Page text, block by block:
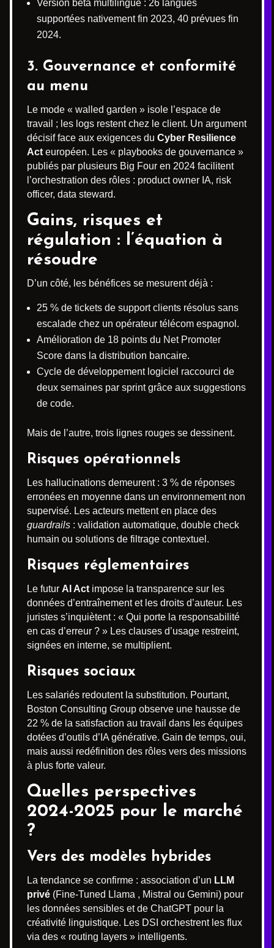
Version bêta multilingue : 26 langues
supportées nativement fin 2023, 40 prévues fin
2024.
3. Gouvernance et conformité
au menu
Le mode « walled garden » isole l’espace de
travail ; les logs restent chez le client. Un argument
décisif face aux exigences du Cyber Resilience
Act européen. Les « playbooks de gouvernance »
publiés par plusieurs Big Four en 2024 facilitent
l’orchestration des rôles : product owner IA, risk
officer, data steward.
Gains, risques et
régulation : l’équation à
résoudre
D’un côté, les bénéfices se mesurent déjà :
25 % de tickets de support clients résolus sans
escalade chez un opérateur télécom espagnol.
Amélioration de 18 points du Net Promoter
Score dans la distribution bancaire.
Cycle de développement logiciel raccourci de
deux semaines par sprint grâce aux suggestions
de code.
Mais de l’autre, trois lignes rouges se dessinent.
Risques opérationnels
Les hallucinations demeurent : 3 % de réponses
erronées en moyenne dans un environnement non
supervisé. Les acteurs mettent en place des
guardrails : validation automatique, double check
humain ou solutions de filtrage contextuel.
Risques réglementaires
Le futur AI Act impose la transparence sur les
données d’entraînement et les droits d’auteur. Les
juristes s’inquiètent : « Qui porte la responsabilité
en cas d’erreur ? » Les clauses d’usage restreint,
signées en interne, se multiplient.
Risques sociaux
Les salariés redoutent la substitution. Pourtant,
Boston Consulting Group observe une hausse de
22 % de la satisfaction au travail dans les équipes
dotées d’outils d’IA générative. Gain de temps, oui,
mais aussi redéfinition des rôles vers des missions
à plus forte valeur.
Quelles perspectives
2024-2025 pour le marché
?
Vers des modèles hybrides
La tendance se confirme : association d’un LLM
privé (Fine-Tuned Llama , Mistral ou Gemini) pour
les données sensibles et de ChatGPT pour la
créativité linguistique. Les DSI orchestrent les flux
via des « routing layers » intelligents.